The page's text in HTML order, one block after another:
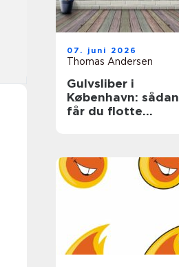
07. juni 2026
Thomas Andersen
Gulvsliber i
København: sådan
får du flotte